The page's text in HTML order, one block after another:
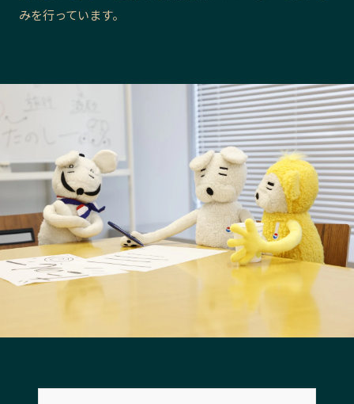
堺・泉州エリア
兵庫エリア
奈良エリア
和歌山エリア
鳥取エリア
島根エリア
岡山エリア
広島エリア
山口エリア
徳島エリア
香川エリア
愛媛エリア
高知エリア
福岡エリア
佐賀エリア
みを行っています。